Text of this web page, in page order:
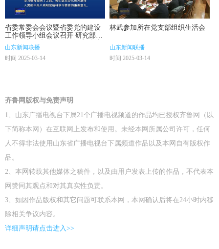
省委常委会会议暨省委党的建设
工作领导小组会议召开 研究部署
全省深入贯彻中央八项规定精神
学习教育工作
山东新闻联播
时间 2025-03-14
林武参加所在党支部组织生活会
山东新闻联播
时间 2025-03-14
齐鲁网版权与免责声明
1、山东广播电视台下属21个广播电视频道的作品均已授权齐鲁网（以
下简称本网）在互联网上发布和使用。未经本网所属公司许可，任何
人不得非法使用山东省广播电视台下属频道作品以及本网自有版权作
品。
2、本网转载其他媒体之稿件，以及由用户发表上传的作品，不代表本
网赞同其观点和对其真实性负责。
3、如因作品版权和其它问题可联系本网，本网确认后将在24小时内移
除相关争议内容。
详细声明请点击进入>>